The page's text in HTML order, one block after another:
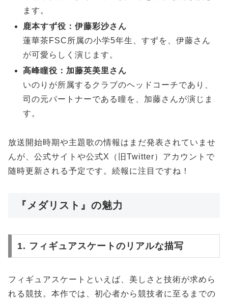
ます。
鹿本すず役：伊藤彩沙さん
蓮華茶FSC所属の小学5年生、すずを、伊藤さん
が可愛らしく演じます。
高峰瞳役：加藤英美里さん
いのりが所属するクラブのヘッドコーチであり、
司の元パートナーである瞳を、加藤さんが演じま
す。
放送開始時期や主題歌の情報はまだ発表されていませ
んが、公式サイトや公式X（旧Twitter）アカウントで
随時更新される予定です。続報に注目ですね！
『メダリスト』の魅力
1. フィギュアスケートのリアルな描写
フィギュアスケートといえば、美しさと技術が求めら
れる競技。本作では、初心者から競技者に至るまでの